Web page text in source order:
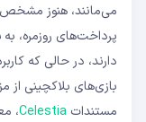
می‌مانند، هنوز مشخص
پرداخت‌های روزمره،
بازی‌های بلاکچینی از
مستندات Celestia،